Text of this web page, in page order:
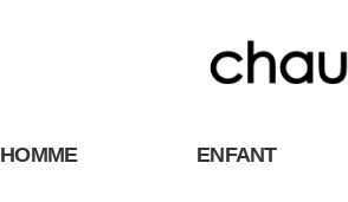
HOMME ENFANT